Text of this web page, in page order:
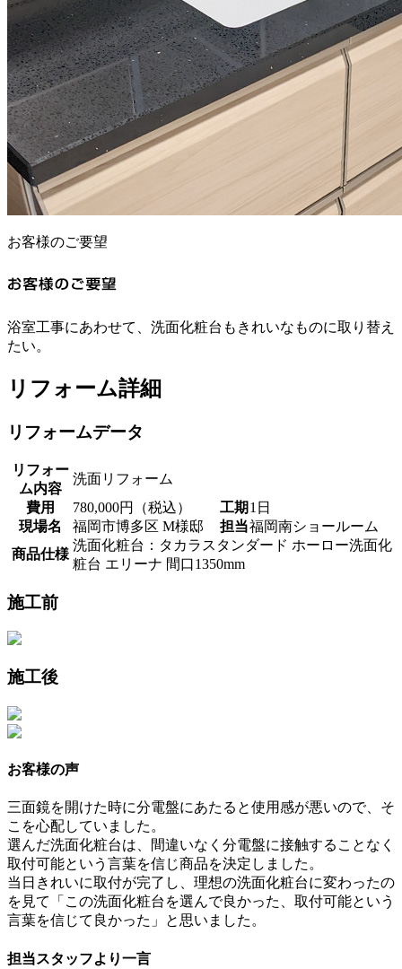
お客様のご要望
浴室工事にあわせて、洗面化粧台もきれいなものに取り替え
たい。
リフォーム詳細
リフォームデータ
リフォー
ム内容
洗面リフォーム
費用
780,000円（税込） 工期 1日
現場名
福岡市博多区 M様邸 担当福岡南ショールーム
商品仕様
洗面化粧台：タカラスタンダード ホーロー洗面化
粧台 エリーナ 間口1350mm
施工前
施工後
お客様の声
三面鏡を開けた時に分電盤にあたると使用感が悪いので、そ
こを心配していました。
選んだ洗面化粧台は、間違いなく分電盤に接触することなく
取付可能という言葉を信じ商品を決定しました。
当日きれいに取付が完了し、理想の洗面化粧台に変わったの
を見て「この洗面化粧台を選んで良かった、取付可能という
言葉を信じて良かった」と思いました。
担当スタッフより一言